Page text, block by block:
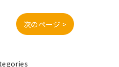
次のページ >